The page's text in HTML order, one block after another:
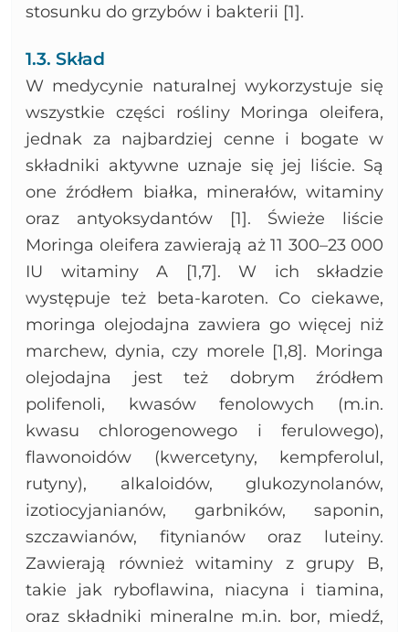
stosunku do grzybów i bakterii [1].
1.3. Skład
W medycynie naturalnej wykorzystuje się
wszystkie części rośliny Moringa oleifera,
jednak za najbardziej cenne i bogate w
składniki aktywne uznaje się jej liście. Są
one źródłem białka, minerałów, witaminy
oraz antyoksydantów [1]. Świeże liście
Moringa oleifera zawierają aż 11 300–23 000
IU witaminy A [1,7]. W ich składzie
występuje też beta-karoten. Co ciekawe,
moringa olejodajna zawiera go więcej niż
marchew, dynia, czy morele [1,8]. Moringa
olejodajna jest też dobrym źródłem
polifenoli, kwasów fenolowych (m.in.
kwasu chlorogenowego i ferulowego),
flawonoidów (kwercetyny, kempferolul,
rutyny), alkaloidów, glukozynolanów,
izotiocyjanianów, garbników, saponin,
szczawianów, fitynianów oraz luteiny.
Zawierają również witaminy z grupy B,
takie jak ryboflawina, niacyna i tiamina,
oraz składniki mineralne m.in. bor, miedź,